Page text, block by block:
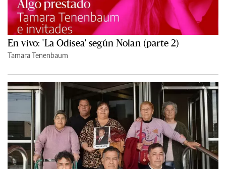
En vivo: 'La Odisea' según Nolan (parte 2)
Tamara Tenenbaum